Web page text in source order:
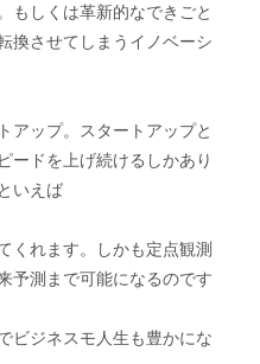
もしくは革新的なできごと
換させてしまうイノベーシ
アップ。スタートアップと
ードを上げ続けるしかあり
いえば
くれます。しかも定点観測
予測まで可能になるのです
ビジネスモ人生も豊かにな